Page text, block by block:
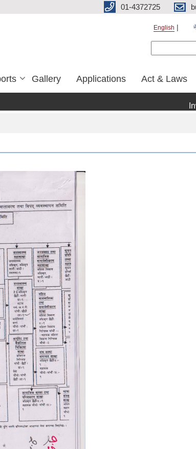
01-4372725
English
Gallery Applications Act & Laws